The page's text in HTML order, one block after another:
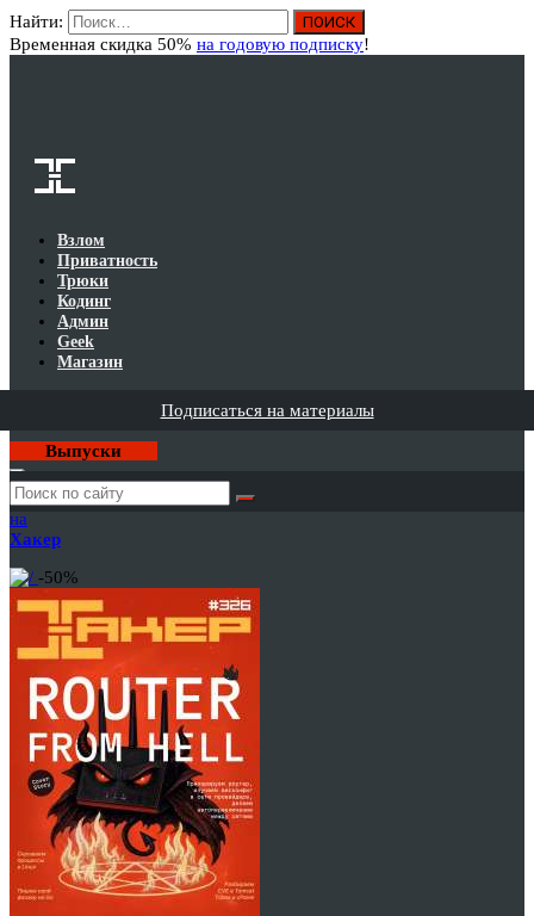
Найти:
Временная скидка 50% на годовую подписку!
Взлом
Приватность
Трюки
Кодинг
Админ
Geek
Магазин
Подписаться на материалы
Выпуски
Годовая
подписка
на
Хакер
-50%